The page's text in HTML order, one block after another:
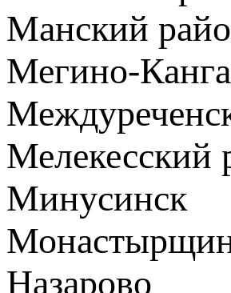
Манский
Мегино-
Мелекесский
Минусинск
Назарово